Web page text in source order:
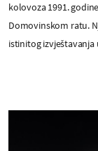
kolovoza 1991.
Domovinskom ratu.
istinitog